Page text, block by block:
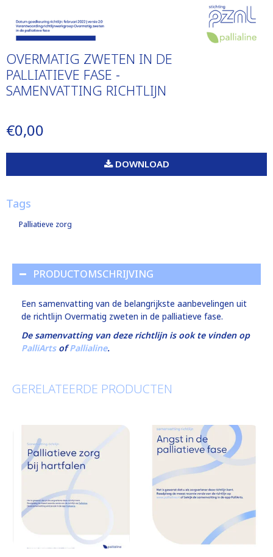
OVERMATIG ZWETEN IN DE
PALLIATIEVE FASE -
SAMENVATTING RICHTLIJN
€0,00
DOWNLOAD
Tags
Palliatieve zorg
PRODUCTOMSCHRIJVING
Een samenvatting van de belangrijkste aanbevelingen uit
de richtlijn Overmatig zweten in de palliatieve fase.
De samenvatting van deze richtlijn is ook te vinden op
PalliArtsofPallialine.
GERELATEERDE PRODUCTEN